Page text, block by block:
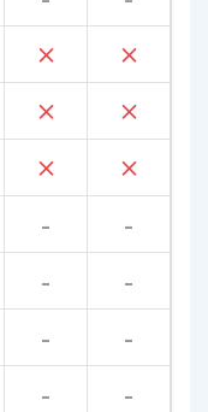
× ×
× ×
× ×
- -
- -
- -
- -